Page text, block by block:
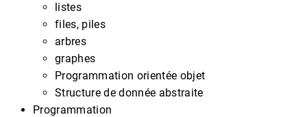
listes
files, piles
arbres
graphes
Programmation orientée objet
Structure de donnée abstraite
Programmation